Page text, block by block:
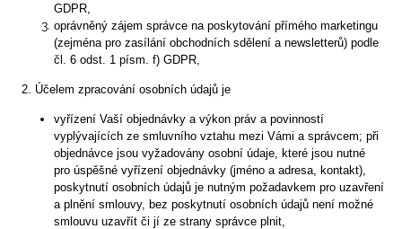
GDPR,
oprávněný zájem správce na poskytování přímého marketingu
(zejména pro zasílání obchodních sdělení a newsletterů) podle
čl. 6 odst. 1 písm. f) GDPR,
2. Účelem zpracování osobních údajů je
vyřízení Vaší objednávky a výkon práv a povinností
vyplývajících ze smluvního vztahu mezi Vámi a správcem; při
objednávce jsou vyžadovány osobní údaje, které jsou nutné
pro úspěšné vyřízení objednávky (jméno a adresa, kontakt),
poskytnutí osobních údajů je nutným požadavkem pro uzavření
a plnění smlouvy, bez poskytnutí osobních údajů není možné
smlouvu uzavřít či jí ze strany správce plnit,
ČEPICE
SAUNY
CLASS